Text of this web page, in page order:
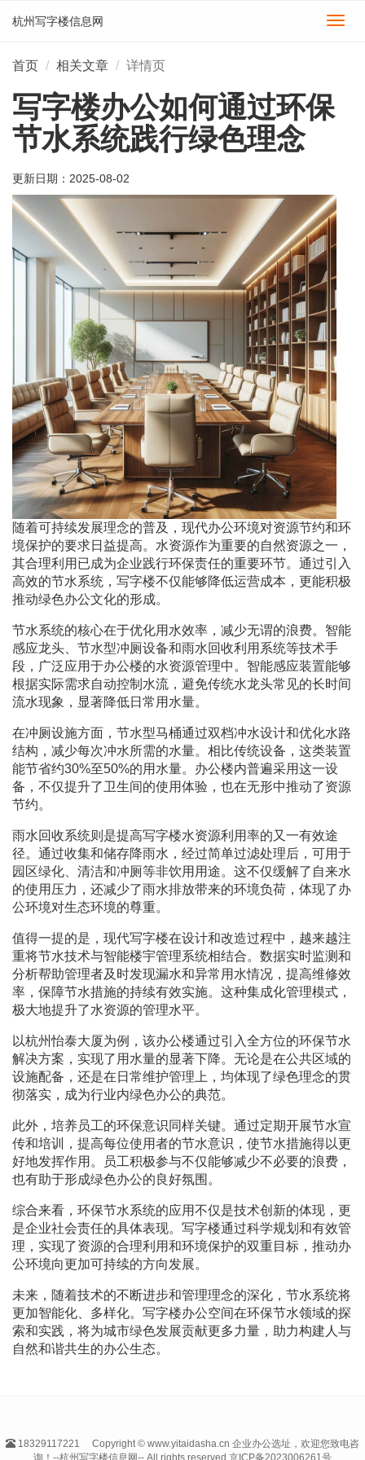
切
杭州写字楼信息网
首页 相关文章 详情页
写字楼办公如何通过环保
节水系统践行绿色理念
更新日期： 2025-08-02
随着可持续发展理念的普及，现代办公环境对资源节约和环
境保护的要求日益提高。水资源作为重要的自然资源之一，
其合理利用已成为企业践行环保责任的重要环节。通过引入
高效的节水系统，写字楼不仅能够降低运营成本，更能积极
推动绿色办公文化的形成。
节水系统的核心在于优化用水效率，减少无谓的浪费。智能
感应龙头、节水型冲厕设备和雨水回收利用系统等技术手
段，广泛应用于办公楼的水资源管理中。智能感应装置能够
根据实际需求自动控制水流，避免传统水龙头常见的长时间
流水现象，显著降低日常用水量。
在冲厕设施方面，节水型马桶通过双档冲水设计和优化水路
结构，减少每次冲水所需的水量。相比传统设备，这类装置
能节省约30%至50%的用水量。办公楼内普遍采用这一设
备，不仅提升了卫生间的使用体验，也在无形中推动了资源
节约。
雨水回收系统则是提高写字楼水资源利用率的又一有效途
径。通过收集和储存降雨水，经过简单过滤处理后，可用于
园区绿化、清洁和冲厕等非饮用用途。这不仅缓解了自来水
的使用压力，还减少了雨水排放带来的环境负荷，体现了办
公环境对生态环境的尊重。
值得一提的是，现代写字楼在设计和改造过程中，越来越注
重将节水技术与智能楼宇管理系统相结合。数据实时监测和
分析帮助管理者及时发现漏水和异常用水情况，提高维修效
率，保障节水措施的持续有效实施。这种集成化管理模式，
极大地提升了水资源的管理水平。
以杭州怡泰大厦为例，该办公楼通过引入全方位的环保节水
解决方案，实现了用水量的显著下降。无论是在公共区域的
设施配备，还是在日常维护管理上，均体现了绿色理念的贯
彻落实，成为行业内绿色办公的典范。
此外，培养员工的环保意识同样关键。通过定期开展节水宣
传和培训，提高每位使用者的节水意识，使节水措施得以更
好地发挥作用。员工积极参与不仅能够减少不必要的浪费，
也有助于形成绿色办公的良好氛围。
综合来看，环保节水系统的应用不仅是技术创新的体现，更
是企业社会责任的具体表现。写字楼通过科学规划和有效管
理，实现了资源的合理利用和环境保护的双重目标，推动办
公环境向更加可持续的方向发展。
未来，随着技术的不断进步和管理理念的深化，节水系统将
更加智能化、多样化。写字楼办公空间在环保节水领域的探
索和实践，将为城市绿色发展贡献更多力量，助力构建人与
自然和谐共生的办公生态。
18329117221
Copyright © www.yitaidasha.cn 企业办公选址，欢迎您致电咨